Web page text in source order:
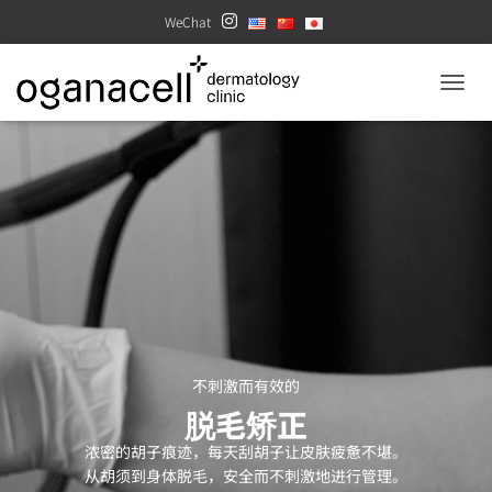
WeChat
不刺激而有效的
脱毛矫正
浓密的胡子痕迹，每天刮胡子让皮肤疲惫不堪。
从胡须到身体脱毛，安全而不刺激地进行管理。